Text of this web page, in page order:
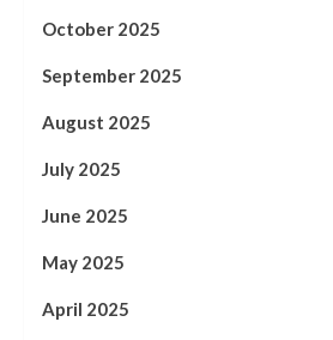
October 2025
September 2025
August 2025
July 2025
June 2025
May 2025
April 2025